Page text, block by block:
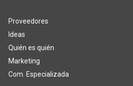
Proveedores
Ideas
Quién es quién
Marketing
Com. Especializada